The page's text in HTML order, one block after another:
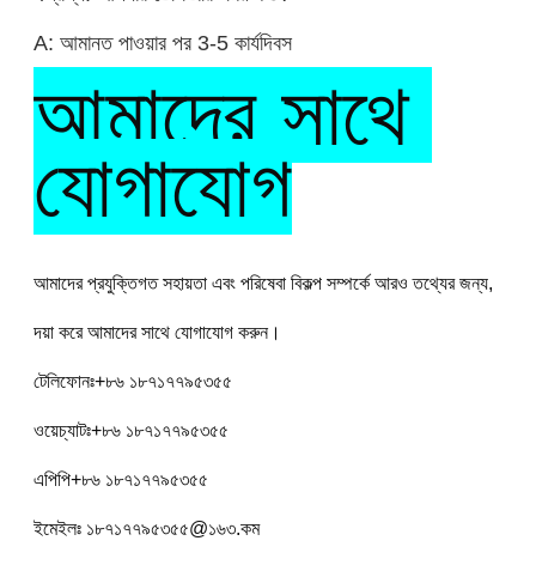
A: আমানত পাওয়ার পর 3-5 কার্যদিবস
আমাদের সাথে
যোগাযোগ
আমাদের প্রযুক্তিগত সহায়তা এবং পরিষেবা বিকল্প সম্পর্কে আরও তথ্যের জন্য,
দয়া করে আমাদের সাথে যোগাযোগ করুন।
টেলিফোনঃ+৮৬ ১৮৭১৭৭৯৫৩৫৫
ওয়েচ্যাটঃ+৮৬ ১৮৭১৭৭৯৫৩৫৫
এপিপি+৮৬ ১৮৭১৭৭৯৫৩৫৫
ইমেইলঃ ১৮৭১৭৭৯৫৩৫৫@১৬৩.কম